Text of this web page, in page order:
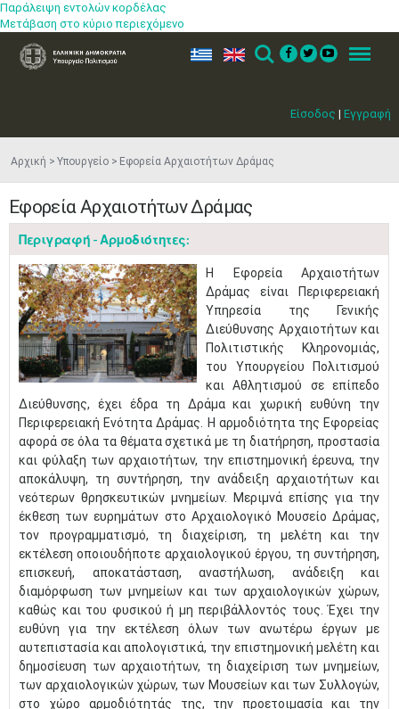
Παράλειψη εντολών κορδέλας
Μετάβαση στο κύριο περιεχόμενο
Είσοδος | Εγγραφή
ελ en Search Menu
Αρχική Υπουργείο Εφορεία Αρχαιοτήτων Δράμας
Εφορεία Αρχαιοτήτων Δράμας
Περιγραφή - Αρμοδιότητες:
​Η Εφορεία Αρχαιοτήτων
Δράμας είναι Περιφερειακή
Υπηρεσία της Γενικής
Διεύθυνσης Αρχαιοτήτων και
Πολιτιστικής Κληρονομιάς,
του Υπουργείου Πολιτισμού
και Αθλητισμού σε επίπεδο
Διεύθυνσης, έχει έδρα τη Δράμα και χωρική ευθύνη την
Περιφερειακή Ενότητα Δράμας. Η αρμοδιότητα της Εφορείας
αφορά σε όλα τα θέματα σχετικά με τη διατήρηση, προστασία
και φύλαξη των αρχαιοτήτων, την επιστημονική έρευνα, την
αποκάλυψη, τη συντήρηση, την ανάδειξη αρχαιοτήτων και
νεότερων θρησκευτικών μνημείων. Μεριμνά επίσης για την
έκθεση των ευρημάτων στο Αρχαιολογικό Μουσείο Δράμας,
τον προγραμματισμό, τη διαχείριση, τη μελέτη και την
εκτέλεση οποιουδήποτε αρχαιολογικού έργου, τη συντήρηση,
επισκευή, αποκατάσταση, αναστήλωση, ανάδειξη και
διαμόρφωση των μνημείων και των αρχαιολογικών χώρων,
καθώς και του φυσικού ή μη περιβάλλοντός τους. Έχει την
ευθύνη για την εκτέλεση όλων των ανωτέρω έργων με
αυτεπιστασία και απολογιστικά, την επιστημονική μελέτη και
δημοσίευση των αρχαιοτήτων, τη διαχείριση των μνημείων,
των αρχαιολογικών χώρων, των Μουσείων και των Συλλογών,
στο χώρο αρμοδιότητάς της, την προετοιμασία και την